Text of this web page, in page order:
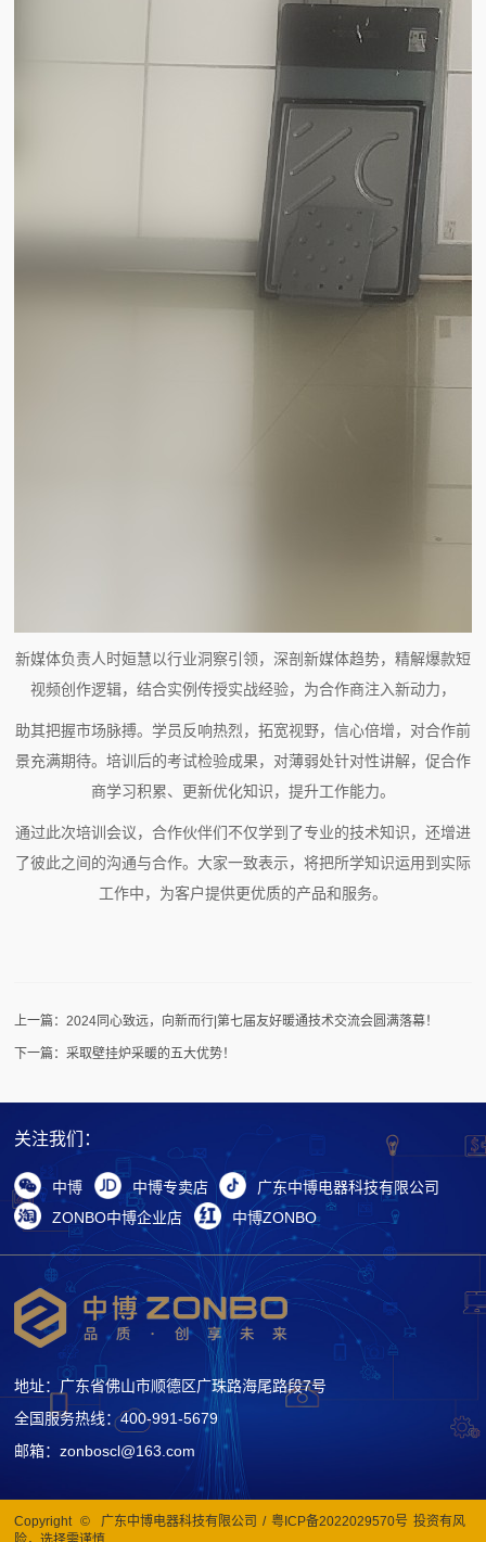
新媒体负责人时姮慧以行业洞察引领，深剖新媒体趋势，精解爆款短
视频创作逻辑，结合实例传授实战经验，为合作商注入新动力，
助其把握市场脉搏。学员反响热烈，拓宽视野，信心倍增，对合作前
景充满期待。培训后的考试检验成果，对薄弱处针对性讲解，促合作
商学习积累、更新优化知识，提升工作能力。
通过此次培训会议，合作伙伴们不仅学到了专业的技术知识，还增进
了彼此之间的沟通与合作。大家一致表示，将把所学知识运用到实际
工作中，为客户提供更优质的产品和服务。
上一篇：2024同心致远，向新而行|第七届友好暖通技术交流会圆满落幕！
下一篇：采取壁挂炉采暖的五大优势！
关注我们：
中博 中博专卖店
广东中博电器科技有限公司
ZONBO中博企业店
中博ZONBO
地址：广东省佛山市顺德区广珠路海尾路段7号
全国服务热线：400-991-5679
邮箱：zonboscl@163.com
Copyright © 广东中博电器科技有限公司 / 粤ICP备2022029570号 投资有风